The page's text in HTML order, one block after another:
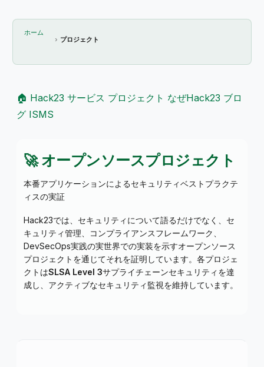
ホーム
プロジェクト
🏠 Hack23 サービス プロジェクト なぜHack23 ブロ
グ ISMS
🚀 オープンソースプロジェクト
本番アプリケーションによるセキュリティベストプラクテ
ィスの実証
Hack23では、セキュリティについて語るだけでなく、セ
キュリティ管理、コンプライアンスフレームワーク、
DevSecOps実践の実世界での実装を示すオープンソース
プロジェクトを通じてそれを証明しています。各プロジェ
クトはSLSA Level 3サプライチェーンセキュリティを達
成し、アクティブなセキュリティ監視を維持しています。